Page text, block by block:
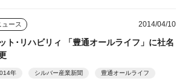
ュース 2014/04/10
ト･リハビリィ 「豊通オールライフ」に社名
年 シルバー産業新聞 豊通オールライフ